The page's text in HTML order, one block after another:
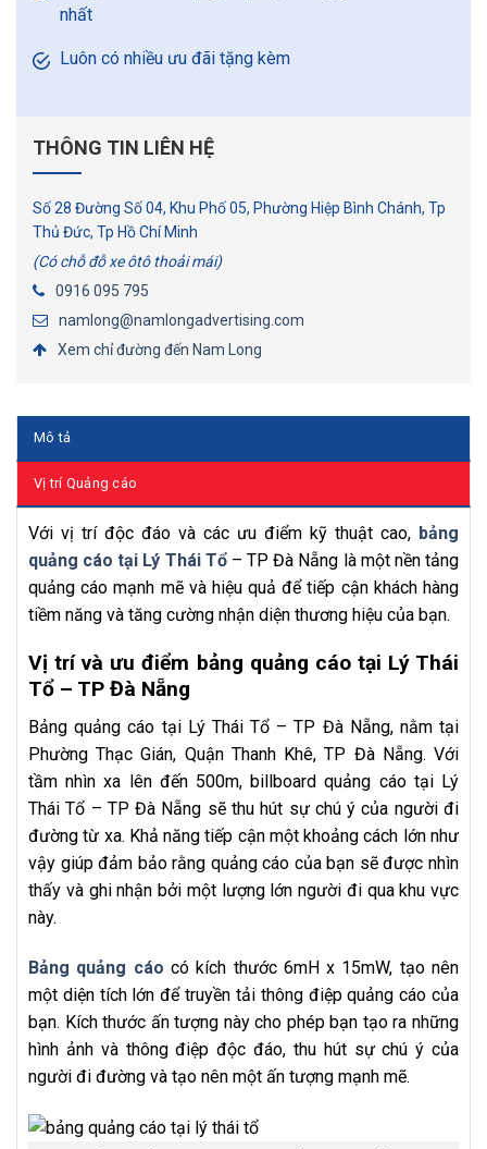
nhất
Luôn có nhiều ưu đãi tặng kèm
THÔNG TIN LIÊN HỆ
Số 28 Đường Số 04, Khu Phố 05, Phường Hiệp Bình Chánh, Tp
Thủ Đức, Tp Hồ Chí Minh
(Có chỗ đỗ xe ôtô thoải mái)
0916 095 795
namlong@namlongadvertising.com
Xem chỉ đường đến Nam Long
Mô tả
Vị trí Quảng cáo
Với vị trí độc đáo và các ưu điểm kỹ thuật cao, bảng
quảng cáo tại Lý Thái Tổ– TP Đà Nẵng là một nền tảng
quảng cáo mạnh mẽ và hiệu quả để tiếp cận khách hàng
tiềm năng và tăng cường nhận diện thương hiệu của bạn.
Vị trí và ưu điểm bảng quảng cáo tại Lý Thái
Tổ – TP Đà Nẵng
Bảng quảng cáo tại Lý Thái Tổ – TP Đà Nẵng, nằm tại
Phường Thạc Gián, Quận Thanh Khê, TP Đà Nẵng. Với
tầm nhìn xa lên đến 500m, billboard quảng cáo tại Lý
Thái Tổ – TP Đà Nẵng sẽ thu hút sự chú ý của người đi
đường từ xa. Khả năng tiếp cận một khoảng cách lớn như
vậy giúp đảm bảo rằng quảng cáo của bạn sẽ được nhìn
thấy và ghi nhận bởi một lượng lớn người đi qua khu vực
này.
Bảng quảng cáo có kích thước 6mH x 15mW, tạo nên
một diện tích lớn để truyền tải thông điệp quảng cáo của
bạn. Kích thước ấn tượng này cho phép bạn tạo ra những
hình ảnh và thông điệp độc đáo, thu hút sự chú ý của
người đi đường và tạo nên một ấn tượng mạnh mẽ.